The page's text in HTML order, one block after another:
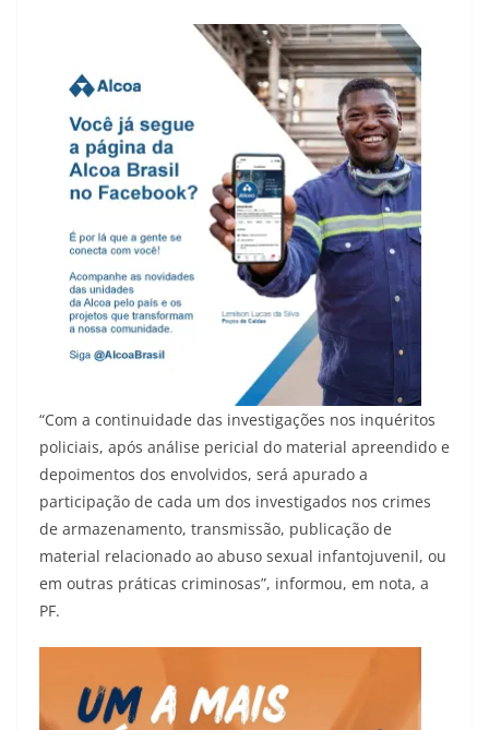
“Com a continuidade das investigações nos inquéritos
policiais, após análise pericial do material apreendido e
depoimentos dos envolvidos, será apurado a
participação de cada um dos investigados nos crimes
de armazenamento, transmissão, publicação de
material relacionado ao abuso sexual infantojuvenil, ou
em outras práticas criminosas”, informou, em nota, a
PF.